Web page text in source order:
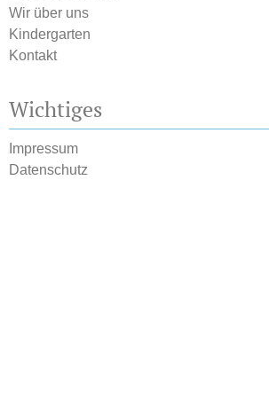
Wir über uns
Kindergarten
Kontakt
Wichtiges
Impressum
Datenschutz